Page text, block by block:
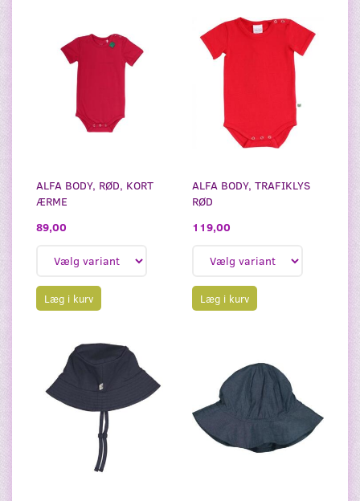
ALFA BODY, RØD, KORT
ÆRME
89,00
Læg i kurv
ALFA BODY, TRAFIKLYS
RØD
119,00
Læg i kurv